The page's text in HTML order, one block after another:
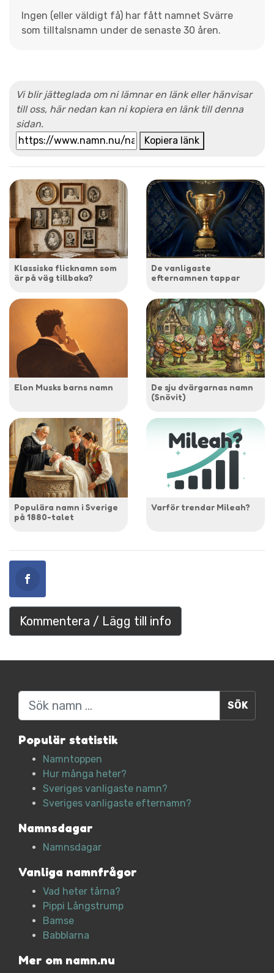
Ingen (eller väldigt få) har fått namnet Svärre
som tilltalsnamn under de senaste 30 åren.
Vi blir jätteglada om ni lämnar en länk eller hänvisar
till oss, här nedan kan ni kopiera en länk till denna
sidan.
Kopiera länk
Klassiska flicknamn som
är på väg tillbaka?
De vanligaste
efternamnen tappar
Elon Musks barns namn
De sju dvärgarnas namn
(Snövit)
Populära namn i Sverige
på 1880-talet
Varför trendar Mileah?
Kommentera / Lägg till info
Sök
Populär statistik
Namntoppen
Hur många heter?
Sveriges vanligaste namn?
Sveriges vanligaste efternamn?
Namnsdagar
Namnsdagar
Vanliga namnfrågor
Vad heter tårna?
Pippi Långstrump
Bamse
Babblarna
Mer om namn.nu